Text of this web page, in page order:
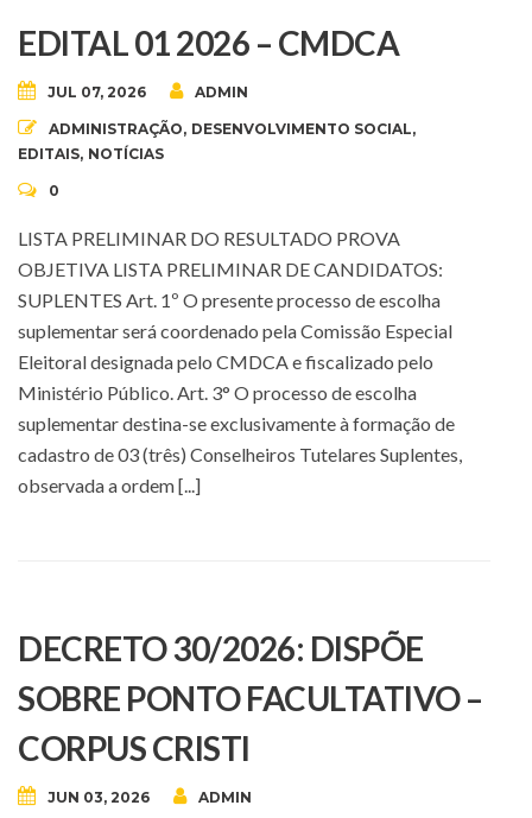
EDITAL 01 2026 – CMDCA
JUL 07, 2026 ADMIN
ADMINISTRAÇÃO, DESENVOLVIMENTO SOCIAL,
EDITAIS, NOTÍCIAS
0
LISTA PRELIMINAR DO RESULTADO PROVA
OBJETIVA LISTA PRELIMINAR DE CANDIDATOS:
SUPLENTES Art. 1º O presente processo de escolha
suplementar será coordenado pela Comissão Especial
Eleitoral designada pelo CMDCA e fiscalizado pelo
Ministério Público. Art. 3° O processo de escolha
suplementar destina-se exclusivamente à formação de
cadastro de 03 (três) Conselheiros Tutelares Suplentes,
observada a ordem [...]
DECRETO 30/2026: DISPÕE
SOBRE PONTO FACULTATIVO –
CORPUS CRISTI
JUN 03, 2026 ADMIN